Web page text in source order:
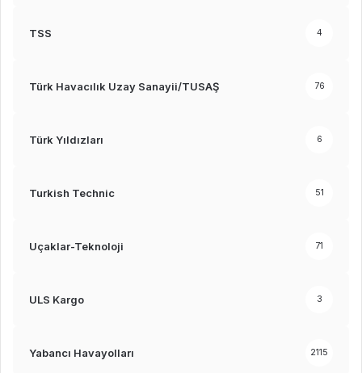
TSS 4
Türk Havacılık Uzay Sanayii/TUSAŞ 76
Türk Yıldızları 6
Turkish Technic 51
Uçaklar-Teknoloji 71
ULS Kargo 3
Yabancı Havayolları 2115